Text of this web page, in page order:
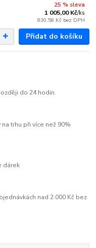
25 % sleva
1 005,00 Kč/ks
830,58 Kč bez DPH
Přidat do košíku
do 24 hodin.
trhu při více než 90%
dárek
nad 2.000 Kč bez